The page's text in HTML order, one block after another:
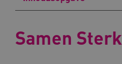
Samen Sterk